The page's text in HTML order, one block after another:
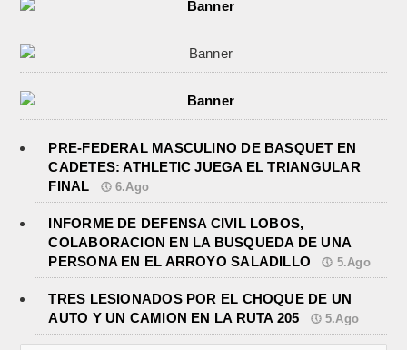
PRE-FEDERAL MASCULINO DE BASQUET EN
CADETES: ATHLETIC JUEGA EL TRIANGULAR
FINAL
6.Ago
INFORME DE DEFENSA CIVIL LOBOS,
COLABORACION EN LA BUSQUEDA DE UNA
PERSONA EN EL ARROYO SALADILLO
5.Ago
TRES LESIONADOS POR EL CHOQUE DE UN
AUTO Y UN CAMION EN LA RUTA 205
5.Ago